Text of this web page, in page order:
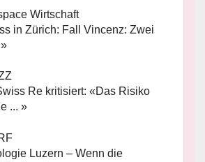
in Zürich: Fall Vincenz: Zwei
Re kritisiert: «Das Risiko
... »
Luzern – Wenn die